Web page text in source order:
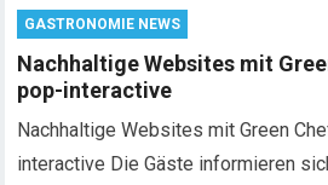
GASTRONOMIE NEWS
Nachhaltige Websites mit
pop-interactive
Nachhaltige Websites mit Green
interactive Die Gäste informieren